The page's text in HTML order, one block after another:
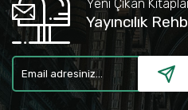
Yeni Çıkan
Yayıncılık